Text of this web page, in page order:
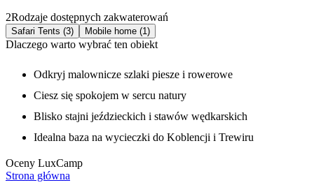
2Rodzaje dostępnych zakwaterowań
Safari Tents (3) Mobile home (1)
Dlaczego warto wybrać ten obiekt
Odkryj malownicze szlaki piesze i rowerowe
Ciesz się spokojem w sercu natury
Blisko stajni jeździeckich i stawów wędkarskich
Idealna baza na wycieczki do Koblencji i Trewiru
Oceny LuxCamp
Strona główna